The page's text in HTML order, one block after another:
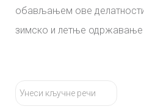
обављањем ове
зимско и летње одржавање
тражи...